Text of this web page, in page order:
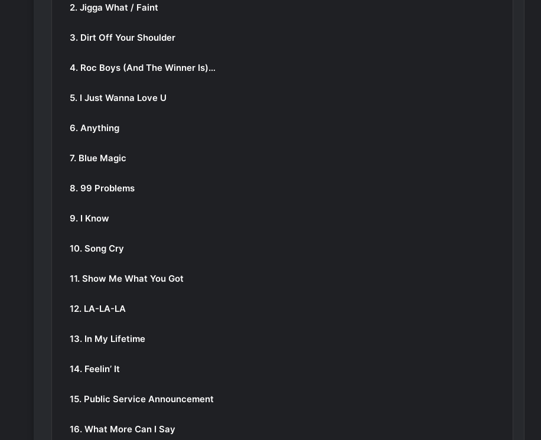
2. Jigga What / Faint
3. Dirt Off Your Shoulder
4. Roc Boys (And The Winner Is)…
5. I Just Wanna Love U
6. Anything
7. Blue Magic
8. 99 Problems
9. I Know
10. Song Cry
11. Show Me What You Got
12. LA-LA-LA
13. In My Lifetime
14. Feelin’ It
15. Public Service Announcement
16. What More Can I Say